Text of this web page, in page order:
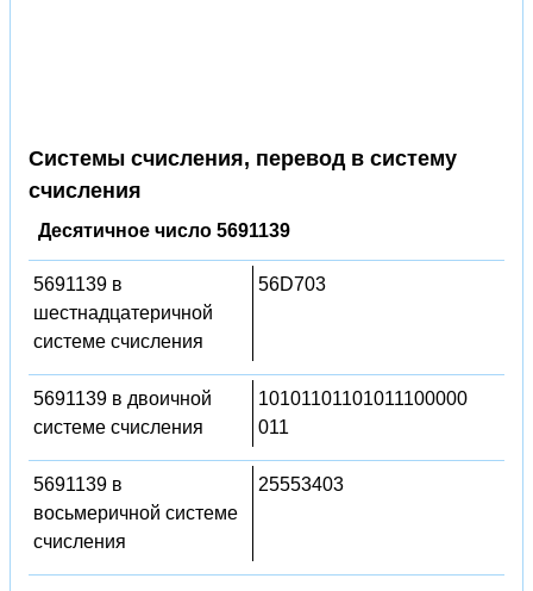
Системы счисления, перевод в систему
счисления
Десятичное число 5691139
5691139 в
шестнадцатеричной
системе счисления
56D703
5691139 в двоичной
системе счисления
10101101101011100000
011
5691139 в
восьмеричной системе
счисления
25553403